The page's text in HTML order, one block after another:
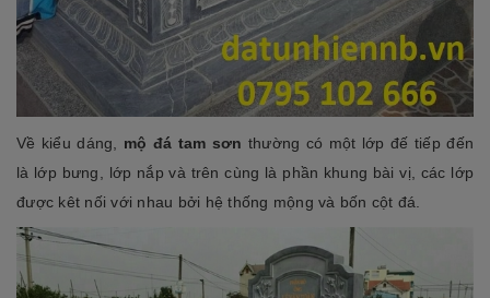
Về kiểu dáng, mộ đá tam sơn thường có một lớp đế tiếp đến
là lớp bưng, lớp nắp và trên cùng là phần khung bài vị, các lớp
được kêt nối với nhau bởi hệ thống mộng và bốn cột đá.